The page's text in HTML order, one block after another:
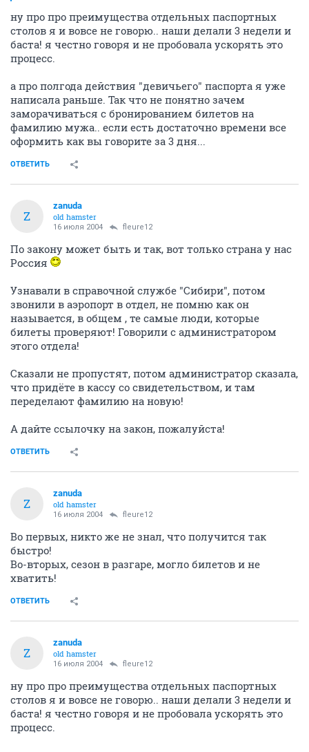
ну про про преимущества отдельных паспортных
столов я и вовсе не говорю.. наши делали 3 недели и
баста! я честно говоря и не пробовала ускорять это
процесс.
а про полгода действия "девичьего" паспорта я уже
написала раньше. Так что не понятно зачем
заморачиваться с бронированием билетов на
фамилию мужа.. если есть достаточно времени все
оформить как вы говорите за 3 дня...
ОТВЕТИТЬ
Z
zanuda
old hamster
16 июля 2004 fleure12
По закону может быть и так, вот только страна у нас
Россия
Узнавали в справочной службе "Сибири", потом
звонили в аэропорт в отдел, не помню как он
называется, в общем , те самые люди, которые
билеты проверяют! Говорили с администратором
этого отдела!
Сказали не пропустят, потом администратор сказала,
что придёте в кассу со свидетельством, и там
переделают фамилию на новую!
А дайте ссылочку на закон, пожалуйста!
ОТВЕТИТЬ
Z
zanuda
old hamster
16 июля 2004 fleure12
Во первых, никто же не знал, что получится так
быстро!
Во-вторых, сезон в разгаре, могло билетов и не
хватить!
ОТВЕТИТЬ
Z
zanuda
old hamster
16 июля 2004 fleure12
ну про про преимущества отдельных паспортных
столов я и вовсе не говорю.. наши делали 3 недели и
баста! я честно говоря и не пробовала ускорять это
процесс.